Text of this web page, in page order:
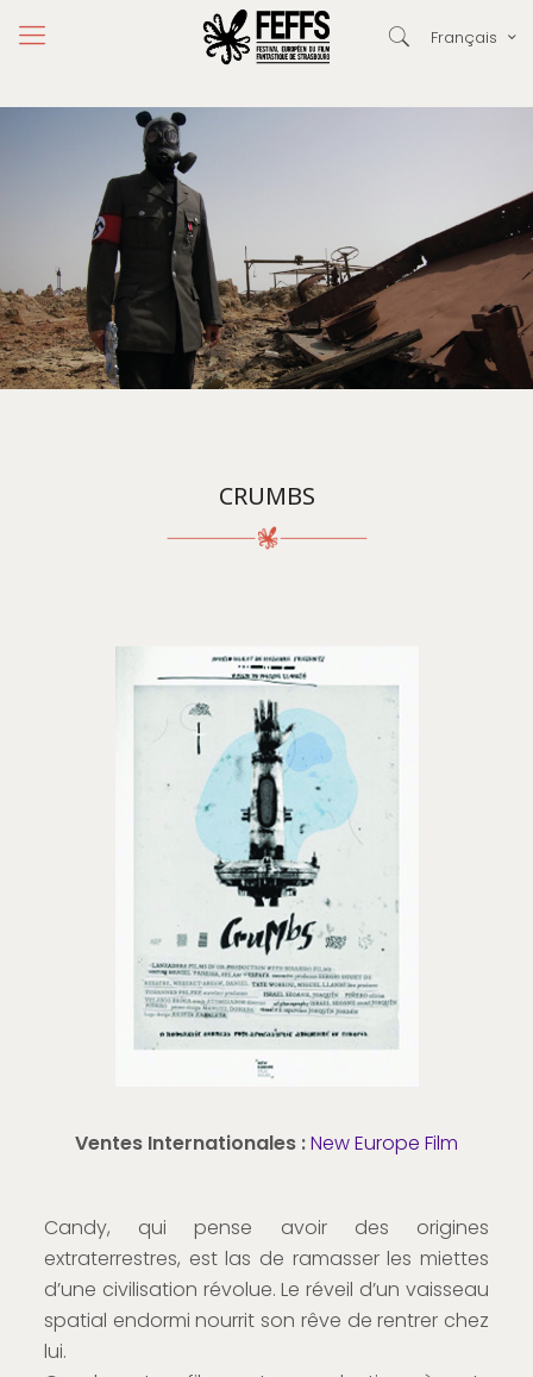
Français
CRUMBS
Ventes Internationales :New Europe Film
Candy, qui pense avoir des origines
extraterrestres, est las de ramasser les miettes
d’une civilisation révolue. Le réveil d’un vaisseau
spatial endormi nourrit son rêve de rentrer chez
lui.